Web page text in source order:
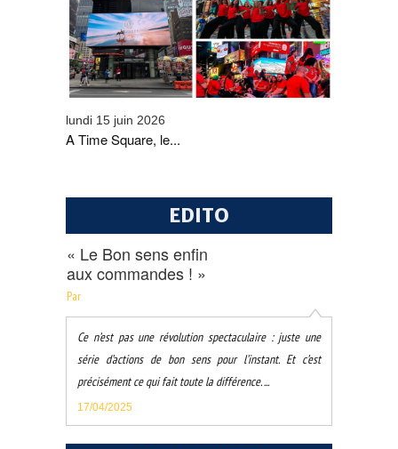
L'ONMT
lundi 15 juin 2026
A Time Square, le...
EDITO
« Le Bon sens enfin
aux commandes ! »
Par
Ce n’est pas une révolution spectaculaire : juste une
série d’actions de bon sens pour l’instant. Et c’est
précisément ce qui fait toute la différence. ...
17/04/2025